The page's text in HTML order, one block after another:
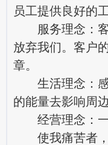
员工提供良好的
服务理念：客
放弃我们。客户
章。
生活理念：感
的能量去影响周
经营理念：一
使我痛苦者，